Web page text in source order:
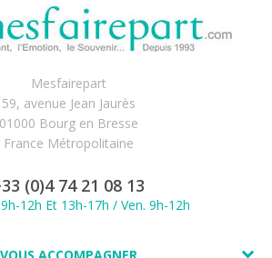
Mesfairepart
59, avenue Jean Jaurès
01000 Bourg en Bresse
France Métropolitaine
(0)4 74 21 08 13
9h-12h Et 13h-17h / Ven. 9h-12h